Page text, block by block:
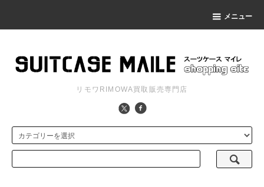
メニュー
リモワRIMOWA買取販売専門店